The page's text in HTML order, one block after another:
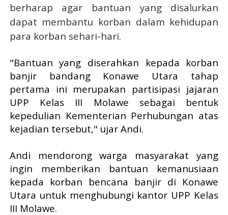
berharap agar bantuan yang disalurkan
dapat membantu korban dalam kehidupan
para korban sehari-hari.
"Bantuan yang diserahkan kepada korban
banjir bandang Konawe Utara tahap
pertama ini merupakan partisipasi jajaran
UPP Kelas III Molawe sebagai bentuk
kepedulian Kementerian Perhubungan atas
kejadian tersebut," ujar Andi.
Andi mendorong warga masyarakat yang
ingin memberikan bantuan kemanusiaan
kepada korban bencana banjir di Konawe
Utara untuk menghubungi kantor UPP Kelas
III Molawe.